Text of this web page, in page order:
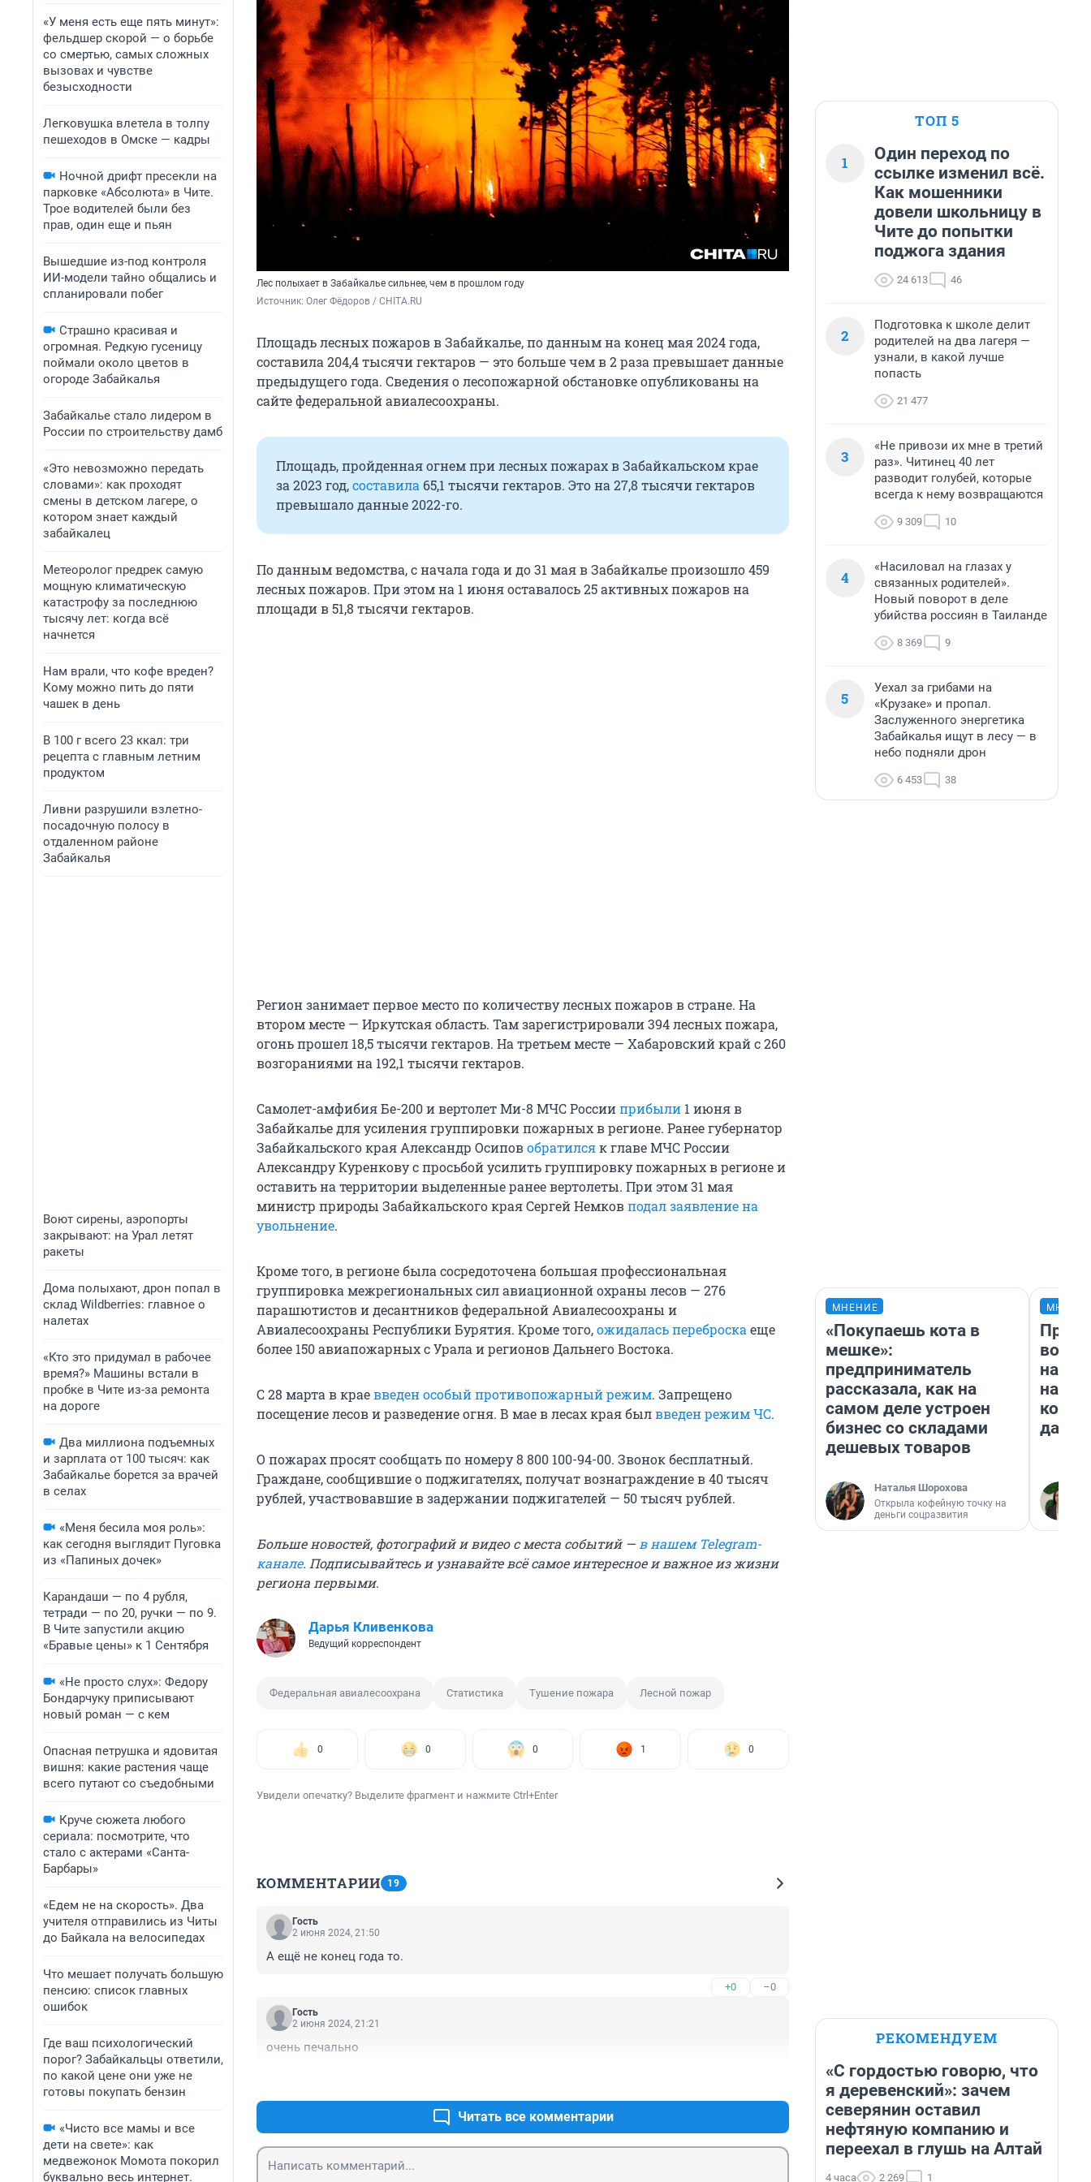
«У меня есть еще пять минут»:
фельдшер скорой — о борьбе
со смертью, самых сложных
вызовах и чувстве
безысходности
Легковушка влетела в толпу
пешеходов в Омске — кадры
Ночной дрифт пресекли на
парковке «Абсолюта» в Чите.
Трое водителей были без
прав, один еще и пьян
Вышедшие из-под контроля
ИИ-модели тайно общались и
спланировали побег
Страшно красивая и
огромная. Редкую гусеницу
поймали около цветов в
огороде Забайкалья
Забайкалье стало лидером в
России по строительству дамб
«Это невозможно передать
словами»: как проходят
смены в детском лагере, о
котором знает каждый
забайкалец
Метеоролог предрек самую
мощную климатическую
катастрофу за последнюю
тысячу лет: когда всё
начнется
Нам врали, что кофе вреден?
Кому можно пить до пяти
чашек в день
В 100 г всего 23 ккал: три
рецепта с главным летним
продуктом
Ливни разрушили взлетно-
посадочную полосу в
отдаленном районе
Забайкалья
Воют сирены, аэропорты
закрывают: на Урал летят
ракеты
Дома полыхают, дрон попал в
склад Wildberries: главное о
налетах
«Кто это придумал в рабочее
время?» Машины встали в
пробке в Чите из-за ремонта
на дороге
Два миллиона подъемных
и зарплата от 100 тысяч: как
Забайкалье борется за врачей
в селах
«Меня бесила моя роль»:
как сегодня выглядит Пуговка
из «Папиных дочек»
Карандаши — по 4 рубля,
тетради — по 20, ручки — по 9.
В Чите запустили акцию
«Бравые цены» к 1 Сентября
«Не просто слух»: Федору
Бондарчуку приписывают
новый роман — с кем
Опасная петрушка и ядовитая
вишня: какие растения чаще
всего путают со съедобными
Круче сюжета любого
сериала: посмотрите, что
стало с актерами «Санта-
Барбары»
«Едем не на скорость». Два
учителя отправились из Читы
до Байкала на велосипедах
Что мешает получать большую
пенсию: список главных
ошибок
Где ваш психологический
порог? Забайкальцы ответили,
по какой цене они уже не
готовы покупать бензин
«Чисто все мамы и все
дети на свете»: как
медвежонок Момота покорил
буквально весь интернет.
Лес полыхает в Забайкалье сильнее, чем в прошлом году
Источник: Олег Фёдоров / CHITA.RU
Площадь лесных пожаров в Забайкалье, по данным на конец мая 2024 года,
составила 204,4 тысячи гектаров — это больше чем в 2 раза превышает данные
предыдущего года. Сведения о лесопожарной обстановке опубликованы на
сайте федеральной авиалесоохраны.
Площадь, пройденная огнем при лесных пожарах в Забайкальском крае
за 2023 год,составила 65,1 тысячи гектаров. Это на 27,8 тысячи гектаров
превышало данные 2022-го.
По данным ведомства, с начала года и до 31 мая в Забайкалье произошло 459
лесных пожаров. При этом на 1 июня оставалось 25 активных пожаров на
площади в 51,8 тысячи гектаров.
Регион занимает первое место по количеству лесных пожаров в стране. На
втором месте — Иркутская область. Там зарегистрировали 394 лесных пожара,
огонь прошел 18,5 тысячи гектаров. На третьем месте — Хабаровский край с 260
возгораниями на 192,1 тысячи гектаров.
Самолет-амфибия Бе-200 и вертолет Ми-8 МЧС Россииприбыли 1 июня в
Забайкалье для усиления группировки пожарных в регионе. Ранее губернатор
Забайкальского края Александр Осиповобратилсяк главе МЧС России
Александру Куренкову с просьбой усилить группировку пожарных в регионе и
оставить на территории выделенные ранее вертолеты. При этом 31 мая
министр природы Забайкальского края Сергей Немковподал заявление на
увольнение.
Кроме того, в регионе была сосредоточена большая профессиональная
группировка межрегиональных сил авиационной охраны лесов — 276
парашютистов и десантников федеральной Авиалесоохраны и
Авиалесоохраны Республики Бурятия. Кроме того,ожидалась переброска еще
более 150 авиапожарных с Урала и регионов Дальнего Востока.
С 28 марта в краевведен особый противопожарный режим. Запрещено
посещение лесов и разведение огня. В мае в лесах края былвведен режим ЧС.
О пожарах просят сообщать по номеру 8 800 100-94-00. Звонок бесплатный.
Граждане, сообщившие о поджигателях, получат вознаграждение в 40 тысяч
рублей, участвовавшие в задержании поджигателей — 50 тысяч рублей.
Больше новостей, фотографий и видео с места событий — в нашем Telegram-
канале. Подписывайтесь и узнавайте всё самое интересное и важное из жизни
региона первыми.
Дарья Кливенкова
Ведущий корреспондент
Федеральная авиалесоохрана Статистика Тушение пожара Лесной пожар
0 0 0 1 0
Увидели опечатку? Выделите фрагмент и нажмите Ctrl+Enter
КОММЕНТАРИИ 19
Гость
2 июня 2024, 21:50
А ещё не конец года то.
+0 –0
Гость
2 июня 2024, 21:21
очень печально
Читать все комментарии
ТОП 5
1
Один переход по
ссылке изменил всё.
Как мошенники
довели школьницу в
Чите до попытки
поджога здания
24 613 46
2
Подготовка к школе делит
родителей на два лагеря —
узнали, в какой лучше
попасть
21 477
3
«Не привози их мне в третий
раз». Читинец 40 лет
разводит голубей, которые
всегда к нему возвращаются
9 309 10
4
«Насиловал на глазах у
связанных родителей».
Новый поворот в деле
убийства россиян в Таиланде
8 369 9
5
Уехал за грибами на
«Крузаке» и пропал.
Заслуженного энергетика
Забайкалья ищут в лесу — в
небо подняли дрон
6 453 38
МНЕНИЕ
«Покупаешь кота в
мешке»:
предприниматель
рассказала, как на
самом деле устроен
бизнес со складами
дешевых товаров
Наталья Шорохова
Открыла кофейную точку на
деньги соцразвития
нам
даже
РЕКОМЕНДУЕМ
«С гордостью говорю, что
я деревенский»: зачем
северянин оставил
нефтяную компанию и
переехал в глушь на Алтай
4 часа 2 269 1